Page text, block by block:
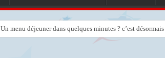
Un menu déjeuner dans quelques minutes ? c’est